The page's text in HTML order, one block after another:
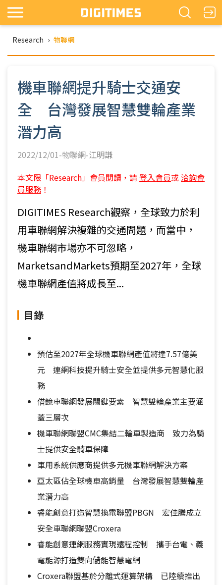
Research › 物聯網
機車聯網提升騎士交通安
全 台灣發展智慧雙輪產業
潛力高
2022/12/01-物聯網-江明謙
本文限「Research」會員閱讀，請 登入會員或 洽詢會
員服務 ！
DIGITIMES Research觀察，全球致力於利
用車聯網解決複雜的交通問題，而當中，
機車聯網市場亦不可忽略，
MarketsandMarkets預期至2027年，全球
機車聯網產值將成長至...
目錄
預估至2027年全球機車聯網產值將達7.57億美
元 連網科技提升騎士安全並提供多元智慧化服
務
借鏡車聯網發展關鍵要素 智慧雙輪產業主要涵
蓋三層次
機車聯網聯盟CMC集結二輪車製造商 致力為騎
士提供安全騎車保障
車用系統供應商提供多元機車聯網解決方案
亞太區佔全球機車高銷量 台灣發展智慧雙輪產
業潛力高
睿能創意打造智慧換電聯盟PBGN 宏佳騰成立
安全車聯網聯盟Croxera
睿能創意連網服務實現遠程控制 攜手台電、義
電能源打造雙向儲能智慧電網
Croxera聯盟基於分離式運算架構 已陸續推出